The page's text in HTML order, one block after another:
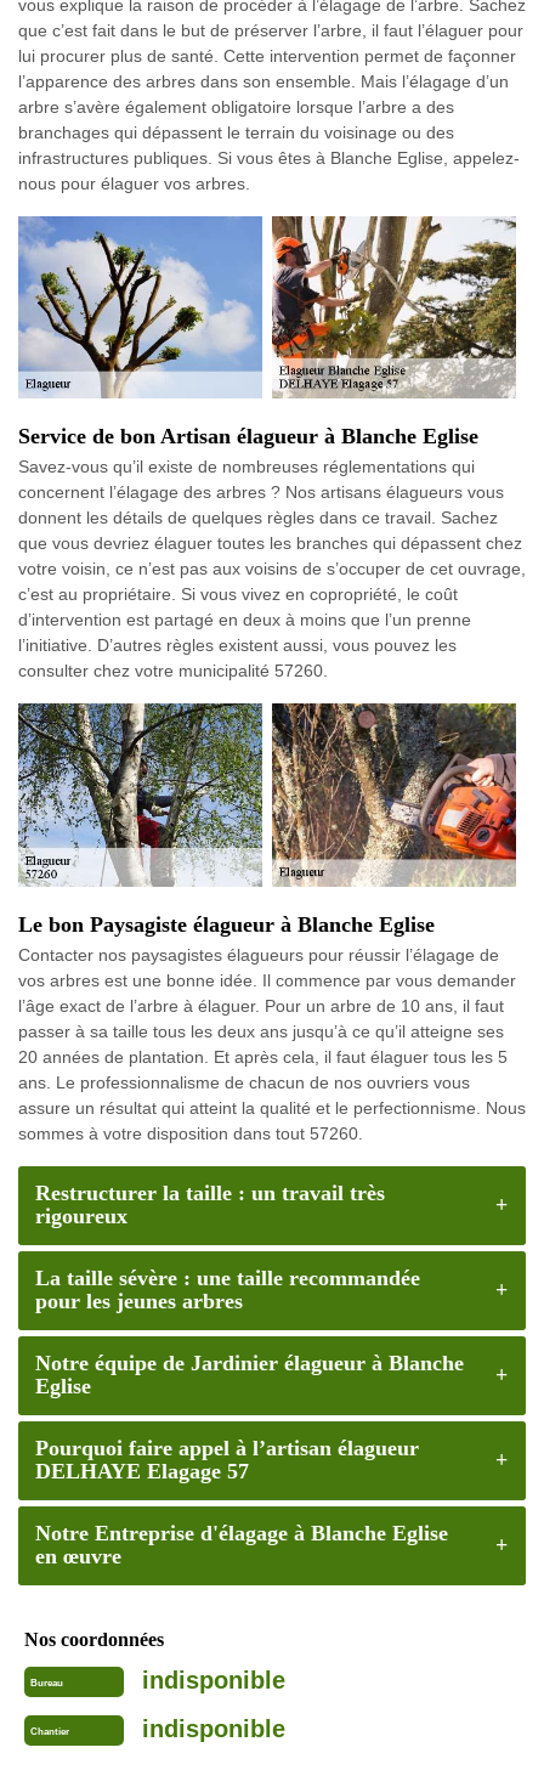
vous explique la raison de procéder à l’élagage de l’arbre. Sachez
que c’est fait dans le but de préserver l’arbre, il faut l’élaguer pour
lui procurer plus de santé. Cette intervention permet de façonner
l’apparence des arbres dans son ensemble. Mais l’élagage d’un
arbre s’avère également obligatoire lorsque l’arbre a des
branchages qui dépassent le terrain du voisinage ou des
infrastructures publiques. Si vous êtes à Blanche Eglise, appelez-
nous pour élaguer vos arbres.
Service de bon Artisan élagueur à Blanche Eglise
Savez-vous qu’il existe de nombreuses réglementations qui
concernent l’élagage des arbres ? Nos artisans élagueurs vous
donnent les détails de quelques règles dans ce travail. Sachez
que vous devriez élaguer toutes les branches qui dépassent chez
votre voisin, ce n’est pas aux voisins de s’occuper de cet ouvrage,
c’est au propriétaire. Si vous vivez en copropriété, le coût
d’intervention est partagé en deux à moins que l’un prenne
l’initiative. D’autres règles existent aussi, vous pouvez les
consulter chez votre municipalité 57260.
Le bon Paysagiste élagueur à Blanche Eglise
Contacter nos paysagistes élagueurs pour réussir l’élagage de
vos arbres est une bonne idée. Il commence par vous demander
l’âge exact de l’arbre à élaguer. Pour un arbre de 10 ans, il faut
passer à sa taille tous les deux ans jusqu’à ce qu’il atteigne ses
20 années de plantation. Et après cela, il faut élaguer tous les 5
ans. Le professionnalisme de chacun de nos ouvriers vous
assure un résultat qui atteint la qualité et le perfectionnisme. Nous
sommes à votre disposition dans tout 57260.
Restructurer la taille : un travail très
rigoureux
La taille sévère : une taille recommandée
pour les jeunes arbres
Notre équipe de Jardinier élagueur à Blanche
Eglise
Pourquoi faire appel à l’artisan élagueur
DELHAYE Elagage 57
Notre Entreprise d'élagage à Blanche Eglise
en œuvre
Nos coordonnées
Bureau indisponible
Chantier indisponible